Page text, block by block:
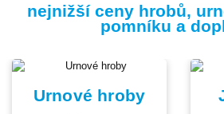
nejnižší ceny hrobů,
pomníku a
Urnové hroby